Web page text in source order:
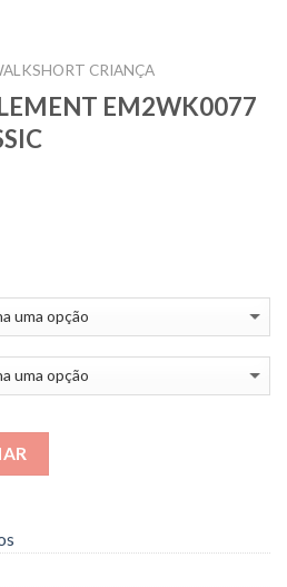
CRIANÇA
EM2WK0077